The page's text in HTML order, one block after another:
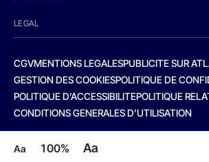
Aa 100% Aa
LEGAL
CGVMENTIONS LEGALESPUBLICITE SUR
GESTION DES COOKIESPOLITIQUE DE
POLITIQUE D’ACCESSIBILITEPOLITIQUE
CONDITIONS GENERALES D’UTILISATION